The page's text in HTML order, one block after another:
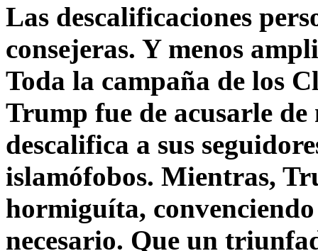
Las descalificaciones
consejeras. Y menos
Toda la campaña de los
Trump fue de acusarle
descalifica a sus
islamófobos. Mientras,
hormiguíta,
necesario. Que un